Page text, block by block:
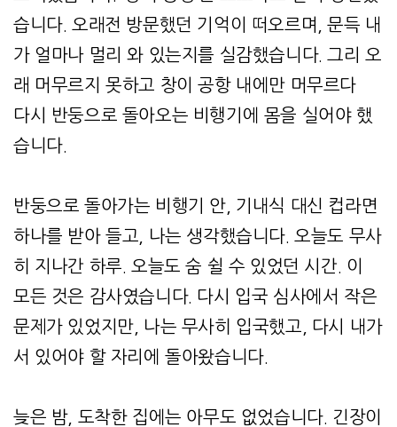
습니다. 오래전 방문했던 기억이 떠오르며, 문득 내
가 얼마나 멀리 와 있는지를 실감했습니다. 그리 오
래 머무르지 못하고 창이 공항 내에만 머무르다
다시 반둥으로 돌아오는 비행기에 몸을 실어야 했
습니다.
반둥으로 돌아가는 비행기 안, 기내식 대신 컵라면
하나를 받아 들고, 나는 생각했습니다. 오늘도 무사
히 지나간 하루. 오늘도 숨 쉴 수 있었던 시간. 이
모든 것은 감사였습니다. 다시 입국 심사에서 작은
문제가 있었지만, 나는 무사히 입국했고, 다시 내가
서 있어야 할 자리에 돌아왔습니다.
늦은 밤, 도착한 집에는 아무도 없었습니다. 긴장이